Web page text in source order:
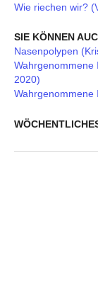
Wie riechen wir?
SIE KÖNNEN
Nasenpolypen
Wahrgenommene
2020)
Wahrgenommene